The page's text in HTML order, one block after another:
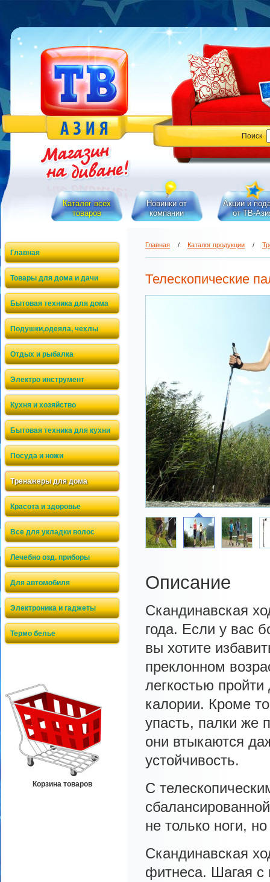
Поиск
Каталог всех
товаров
Новинки от
компании
Акции и
от ТВ-
Главная
Товары для дома и дачи
Бытовая техника для дома
Подушки,одеяла, чехлы
Отдых и рыбалка
Электро инструмент
Кухня и хозяйство
Бытовая техника для кухни
Посуда и ножи
Тренажеры для дома
Красота и здоровье
Все для укладки волос
Лечебно озд. приборы
Для автомобиля
Электроника и гаджеты
Термо белье
Корзина товаров
Главная / Каталог продукции /
Телескопические
Описание
Скандинавская
года. Если у вас
вы хотите
преклонном
легкостью
калории. Кроме
упасть, палки же
они втыкаются
устойчивость.
С
не только ноги,
Скандинавская
фитнеса. Шагая с